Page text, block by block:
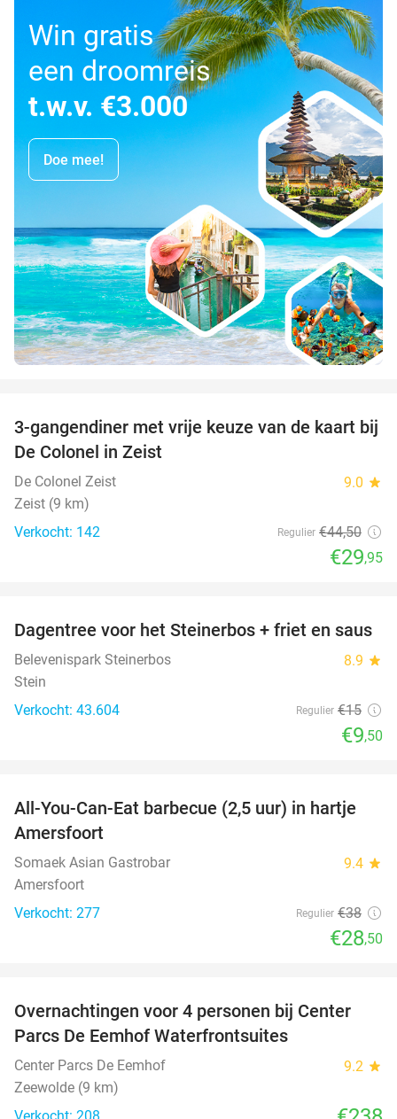
Win gratis
een droomreis
t.w.v. €3.000
Doe mee!
33%
3-gangendiner met vrije keuze van de kaart bij
De Colonel in Zeist
De Colonel Zeist 9.0 star
Zeist (9 km)
Verkocht: 142
Regulier €44,50
€29,95
37%
Dagentree voor het Steinerbos + friet en saus
Belevenispark Steinerbos 8.9 star
Stein
Verkocht: 43.604
Regulier €15
€9,50
25%
All-You-Can-Eat barbecue (2,5 uur) in hartje
Amersfoort
Somaek Asian Gastrobar 9.4 star
Amersfoort
Verkocht: 277
Regulier €38
€28,50
Overnachtingen voor 4 personen bij Center
Parcs De Eemhof Waterfrontsuites
Center Parcs De Eemhof 9.2 star
Zeewolde (9 km)
Verkocht: 208